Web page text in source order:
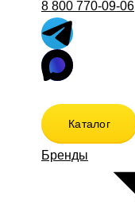
8 800 770-09-06
Каталог
Бренды